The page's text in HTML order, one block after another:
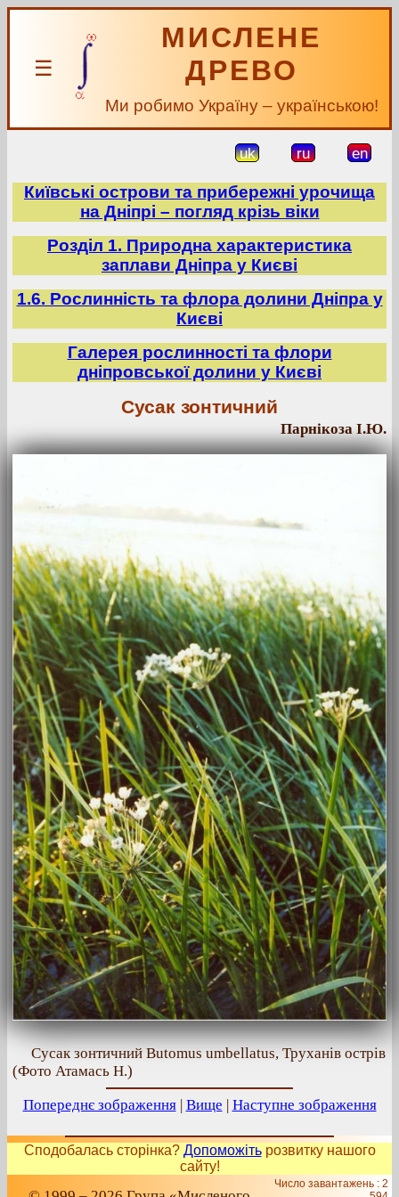
☰
МИСЛЕНЕ
ДРЕВО
Ми робимо Україну – українською!
uk ru en
Київські острови та прибережні урочища
на Дніпрі – погляд крізь віки
Розділ 1. Природна характеристика
заплави Дніпра у Києві
1.6. Рослинність та флора долини Дніпра у
Києві
Галерея рослинності та флори
дніпровської долини у Києві
Сусак зонтичний
Парнікоза І.Ю.
Сусак зонтичний Butomus umbellatus, Труханів острів
(Фото Атамась Н.)
Попереднє зображення| Вище Наступне зображення
Сподобалась сторінка? Допоможітьрозвитку нашого
сайту!
Число завантажень : 2